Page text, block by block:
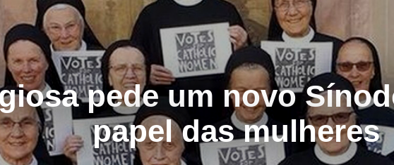
pede um novo
papel das mulheres